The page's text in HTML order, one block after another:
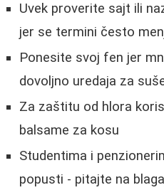
Uvek proverite sajt ili
jer se termini često
Ponesite svoj fen jer
dovoljno uredaja za
Za zaštitu od hlora
balsame za kosu
Studentima i
popusti - pitajte na